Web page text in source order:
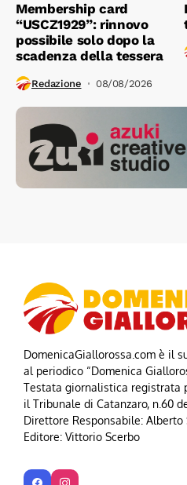
Membership card
“USCZ1929”: rinnovo
possibile solo dopo la
scadenza della tessera
Redazione 08/08/2026
DomenicaGiallorossa.com è il
al periodico “Domenica
Testata giornalistica registrata
il Tribunale di Catanzaro, n.60
Direttore Responsabile: Alberto
Editore: Vittorio Scerbo